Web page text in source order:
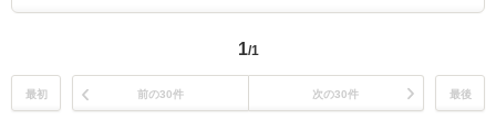
1/1
最初 前の30件 次の30件 最後